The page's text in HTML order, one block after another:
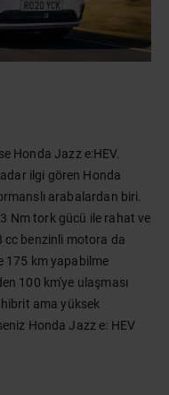
Honda Jazz e:HEV.
ilgi gören Honda
arabalardan biri.
Nm tork gücü ile rahat ve
cc benzinli motora da
175 km yapabilme
100 km'ye ulaşması
ama yüksek
Honda Jazz e: HEV